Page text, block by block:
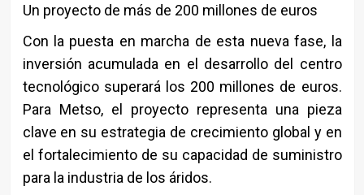
Un proyecto de más de 200 millones de euros
Con la puesta en marcha de esta nueva fase, la
inversión acumulada en el desarrollo del centro
tecnológico superará los 200 millones de euros.
Para Metso, el proyecto representa una pieza
clave en su estrategia de crecimiento global y en
el fortalecimiento de su capacidad de suministro
para la industria de los áridos.